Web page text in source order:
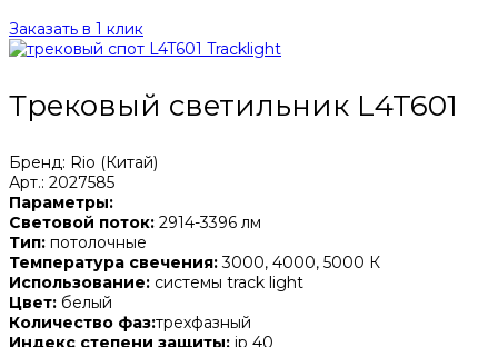
Заказать в 1 клик
Трековый светильник L4T601
Бренд: Rio (Китай)
Арт.: 2027585
Параметры:
Световой поток: 2914-3396 лм
Тип: потолочные
Температура свечения:3000, 4000, 5000 К
Использование: системы track light
Цвет: белый
Количество фаз:трехфазный
Индекс степени защиты: ip 40